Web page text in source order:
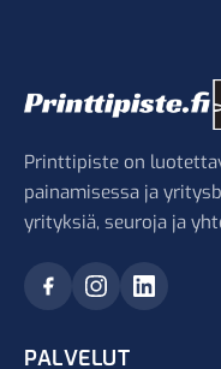
Printtipiste on
painamisessa ja
yrityksiä, seuroja ja
PALVELUT